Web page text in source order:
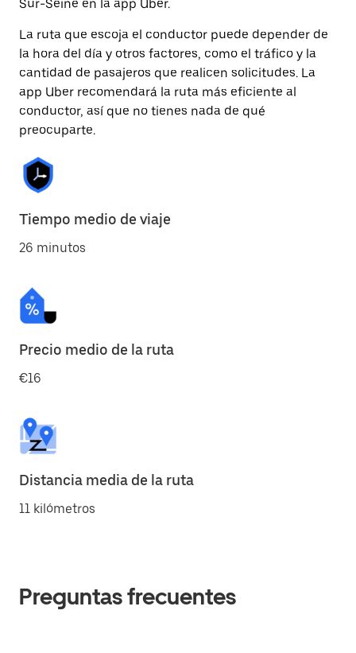
Sur-Seine en la app Uber.
La ruta que escoja el conductor puede depender de
la hora del día y otros factores, como el tráfico y la
cantidad de pasajeros que realicen solicitudes. La
app Uber recomendará la ruta más eficiente al
conductor, así que no tienes nada de qué
preocuparte.
Tiempo medio de viaje
26 minutos
Precio medio de la ruta
€16
Distancia media de la ruta
11 kilómetros
Preguntas frecuentes